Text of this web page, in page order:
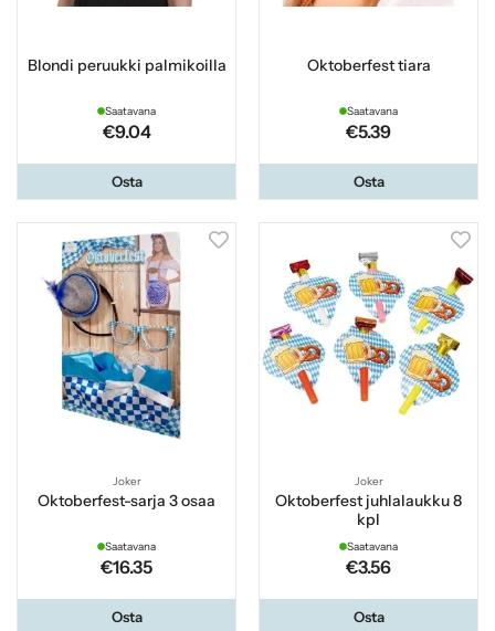
Blondi peruukki palmikoilla
Saatavana
€9.04
Osta
Oktoberfest tiara
Saatavana
€5.39
Osta
Joker
Oktoberfest-sarja 3 osaa
Saatavana
€16.35
Osta
Joker
Oktoberfest juhlalaukku 8
kpl
Saatavana
€3.56
Osta